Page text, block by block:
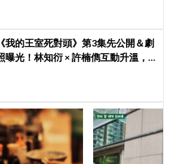
《我的王室死對頭》第3集先公開＆劇
曝光！林知衍 × 許楠儁互動升溫，